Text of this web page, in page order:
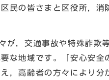
民の皆さまと区役所，消
，交通事故や特殊詐欺
な地域です。「安心安全
，高齢者の方々により分